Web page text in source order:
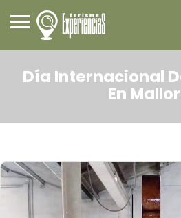
Día Internacional
En